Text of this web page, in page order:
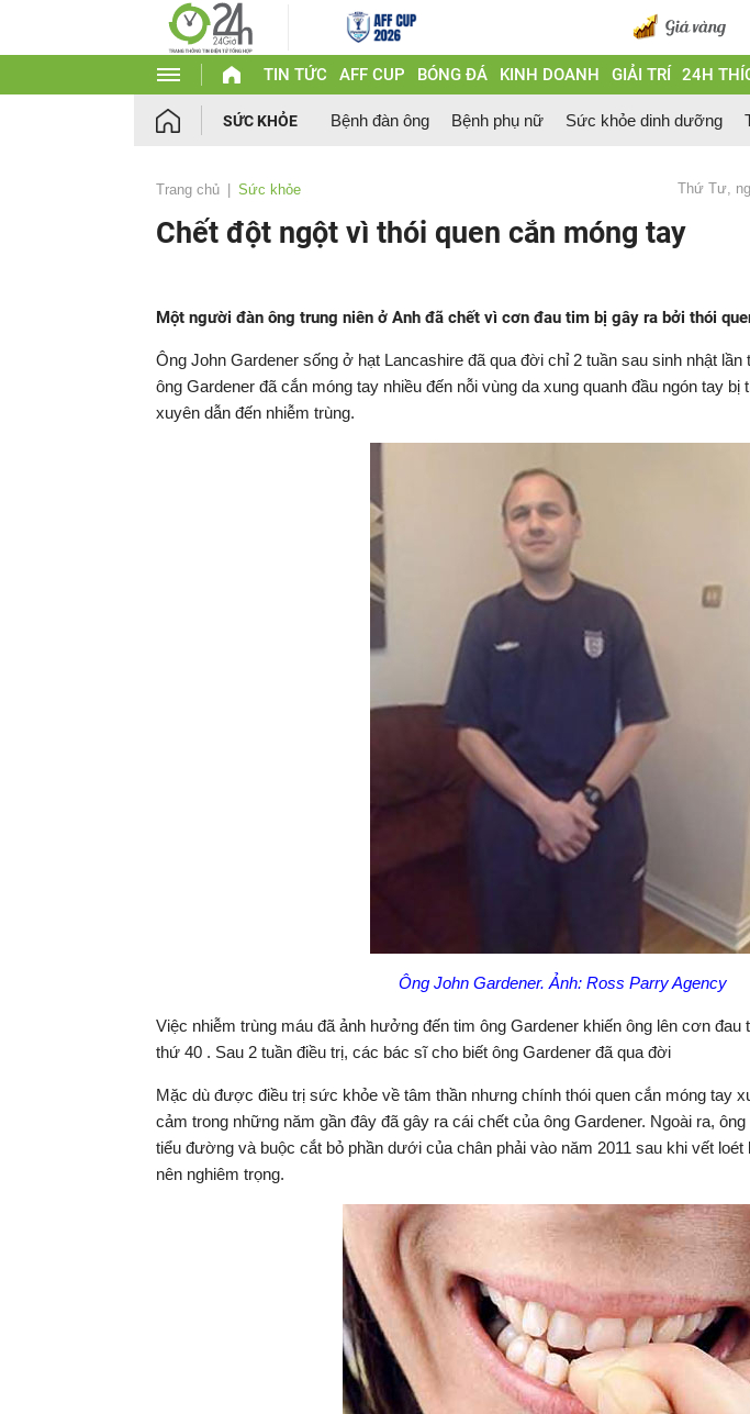
TIN TỨC AFF CUP BÓNG ĐÁ KINH DOANH GIẢI TRÍ 24H
SỨC KHỎE Bệnh đàn ông Bệnh phụ nữ Sức khỏe dinh dưỡng
Trang chủ Sức khỏe Thứ Tư,
Chết đột ngột vì thói quen cắn móng tay
Một người đàn ông trung niên ở Anh đã chết vì cơn đau tim bị gây ra bởi thói
Ông John Gardener sống ở hạt Lancashire đã qua đời chỉ 2 tuần sau sinh nhật
ông Gardener đã cắn móng tay nhiều đến nỗi vùng da xung quanh đầu ngón tay
xuyên dẫn đến nhiễm trùng.
Ông John Gardener. Ảnh: Ross Parry Agency
Việc nhiễm trùng máu đã ảnh hưởng đến tim ông Gardener khiến ông lên cơn đau
thứ 40 . Sau 2 tuần điều trị, các bác sĩ cho biết ông Gardener đã qua đời
Mặc dù được điều trị sức khỏe về tâm thần nhưng chính thói quen cắn móng tay
cảm trong những năm gần đây đã gây ra cái chết của ông Gardener. Ngoài ra,
tiểu đường và buộc cắt bỏ phần dưới của chân phải vào năm 2011 sau khi vết
nên nghiêm trọng.